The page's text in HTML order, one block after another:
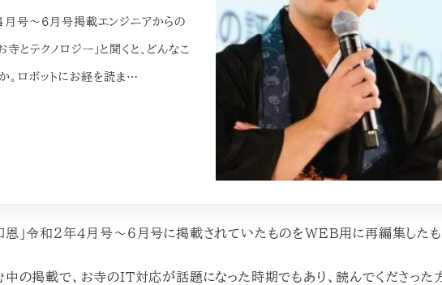
号～6月号掲載エンジニアからの
とテクノロジー」と聞くと、どんなこ
。ロボットにお経を読ま…
」令和２年４月号～６月号に掲載されていたものをWEB用に再編集したも
の掲載で、お寺のIT対応が話題になった時期でもあり、読んでくださった